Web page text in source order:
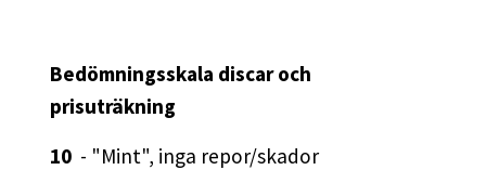
Bedömningsskala discar och
prisuträkning
10 - "Mint", inga repor/skador